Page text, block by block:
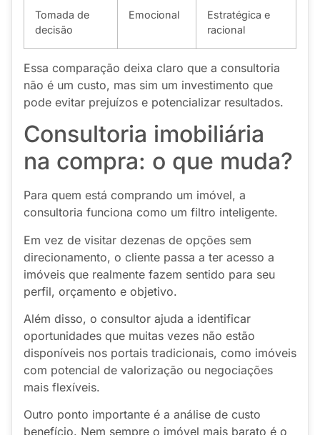
Tomada de
decisão
Emocional
Estratégica e
racional
Essa comparação deixa claro que a consultoria
não é um custo, mas sim um investimento que
pode evitar prejuízos e potencializar resultados.
Consultoria imobiliária
na compra: o que muda?
Para quem está comprando um imóvel, a
consultoria funciona como um filtro inteligente.
Em vez de visitar dezenas de opções sem
direcionamento, o cliente passa a ter acesso a
imóveis que realmente fazem sentido para seu
perfil, orçamento e objetivo.
Além disso, o consultor ajuda a identificar
oportunidades que muitas vezes não estão
disponíveis nos portais tradicionais, como imóveis
com potencial de valorização ou negociações
mais flexíveis.
Outro ponto importante é a análise de custo
benefício. Nem sempre o imóvel mais barato é o